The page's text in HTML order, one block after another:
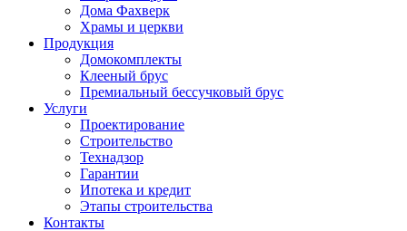
Дома Фахверк
Храмы и церкви
Продукция
Домокомплекты
Клееный брус
Премиальный бессучковый брус
Услуги
Проектирование
Строительство
Технадзор
Гарантии
Ипотека и кредит
Этапы строительства
Контакты